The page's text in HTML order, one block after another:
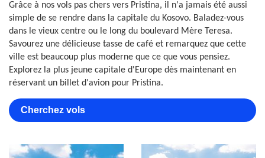
Grâce à nos vols pas chers vers Pristina, il n'a jamais été aussi
simple de se rendre dans la capitale du Kosovo. Baladez-vous
dans le vieux centre ou le long du boulevard Mère Teresa.
Savourez une délicieuse tasse de café et remarquez que cette
ville est beaucoup plus moderne que ce que vous pensiez.
Explorez la plus jeune capitale d'Europe dès maintenant en
réservant un billet d'avion pour Pristina.
Cherchez vols